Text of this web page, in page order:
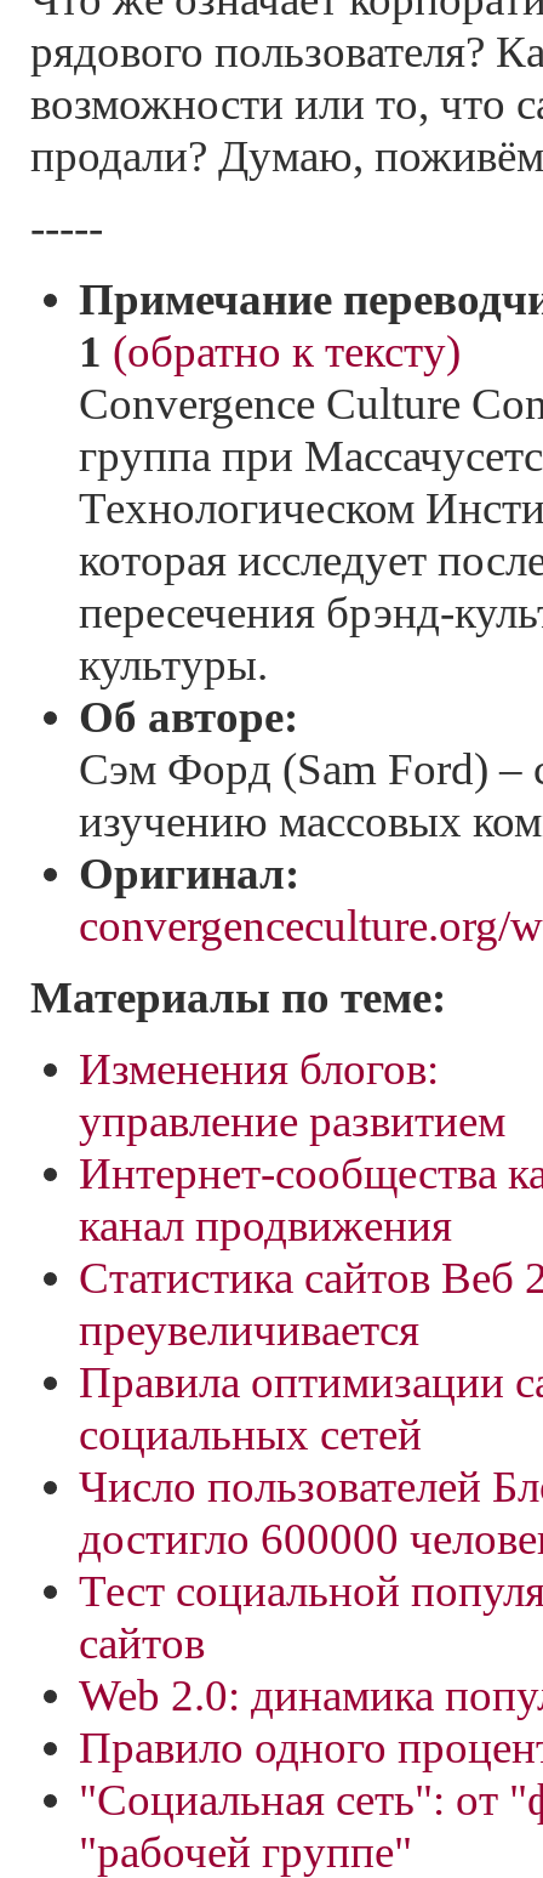
рядового пользователя?
возможности или то, что
продали? Думаю,
-----
Примечание
1 (обратно к тексту)
Convergence Culture
группа при
Технологическом
которая исследует
пересечения брэнд-
культуры.
Об авторе:
Сэм Форд (Sam Ford) –
изучению массовых
Оригинал:
convergenceculture.org/
Материалы по теме:
Изменения блогов:
управление развитием
Интернет-сообщества
канал продвижения
Статистика сайтов Веб
преувеличивается
Правила оптимизации
социальных сетей
Число пользователей
достигло 600000
Тест социальной
сайтов
Web 2.0: динамика
Правило одного
"Социальная сеть": от
"рабочей группе"